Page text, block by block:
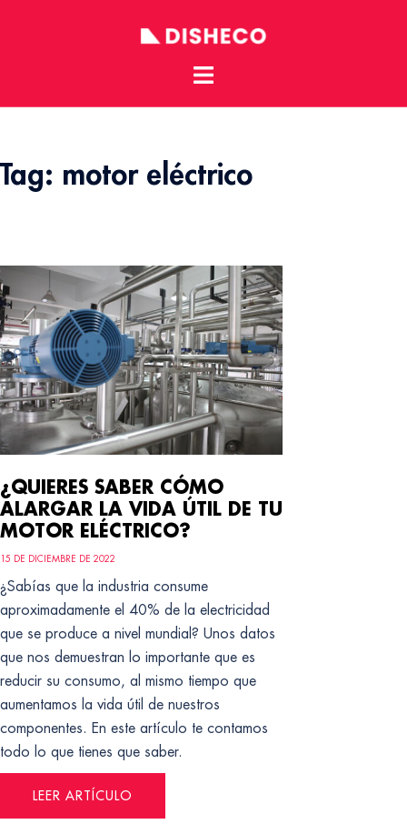
content
Toggle
menu
Tag: motor eléctrico
¿QUIERES SABER CÓMO
ALARGAR LA VIDA ÚTIL DE TU
MOTOR ELÉCTRICO?
15 DE DICIEMBRE DE 2022
¿Sabías que la industria consume
aproximadamente el 40% de la electricidad
que se produce a nivel mundial? Unos datos
que nos demuestran lo importante que es
reducir su consumo, al mismo tiempo que
aumentamos la vida útil de nuestros
componentes. En este artículo te contamos
todo lo que tienes que saber.
LEER ARTÍCULO